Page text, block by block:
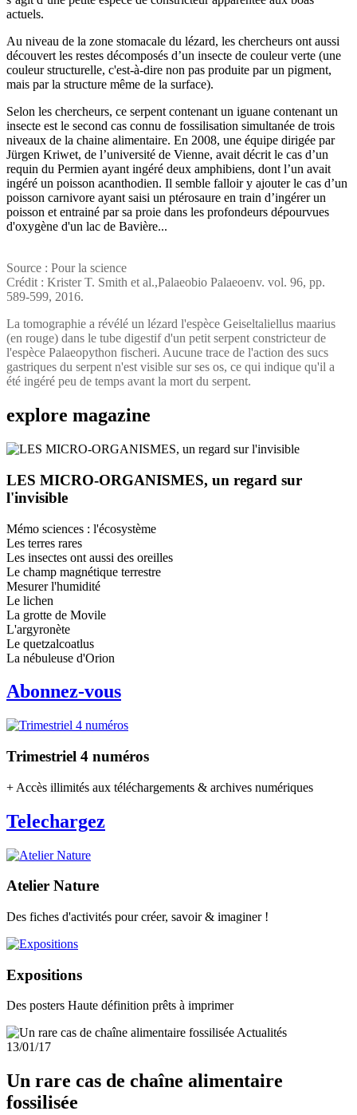
actuels.
Au niveau de la zone stomacale du lézard, les chercheurs ont aussi
découvert les restes décomposés d’un insecte de couleur verte (une
couleur structurelle, c'est-à-dire non pas produite par un pigment,
mais par la structure même de la surface).
Selon les chercheurs, ce serpent contenant un iguane contenant un
insecte est le second cas connu de fossilisation simultanée de trois
niveaux de la chaine alimentaire. En 2008, une équipe dirigée par
Jürgen Kriwet, de l’université de Vienne, avait décrit le cas d’un
requin du Permien ayant ingéré deux amphibiens, dont l’un avait
ingéré un poisson acanthodien. Il semble falloir y ajouter le cas d’un
poisson carnivore ayant saisi un ptérosaure en train d’ingérer un
poisson et entrainé par sa proie dans les profondeurs dépourvues
d'oxygène d'un lac de Bavière...
Source : Pour la science
Crédit : Krister T. Smith et al.,Palaeobio Palaeoenv. vol. 96, pp.
589-599, 2016.
La tomographie a révélé un lézard l'espèce Geiseltaliellus maarius
(en rouge) dans le tube digestif d'un petit serpent constricteur de
l'espèce Palaeopython fischeri. Aucune trace de l'action des sucs
gastriques du serpent n'est visible sur ses os, ce qui indique qu'il a
été ingéré peu de temps avant la mort du serpent.
explore magazine
LES MICRO-ORGANISMES, un regard sur
l'invisible
Mémo sciences : l'écosystème
Les terres rares
Les insectes ont aussi des oreilles
Le champ magnétique terrestre
Mesurer l'humidité
Le lichen
La grotte de Movile
L'argyronète
Le quetzalcoatlus
La nébuleuse d'Orion
Abonnez-vous
Trimestriel 4 numéros
+ Accès illimités aux téléchargements & archives numériques
Telechargez
Atelier Nature
Des fiches d'activités pour créer, savoir & imaginer !
Expositions
Des posters Haute définition prêts à imprimer
Actualités
13/01/17
Un rare cas de chaîne alimentaire
fossilisée